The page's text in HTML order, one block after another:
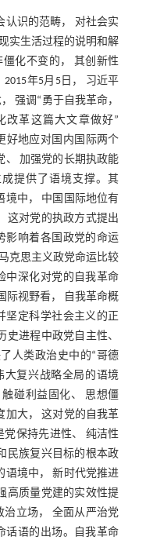
认识的范畴， 对社会实
实生活过程的说明和解
化不变的， 其创新性
年5月5日， 习近平
强调“勇于自我革命，
改革这篇大文章做好”
好地应对国内国际两个
、 加强党的长期执政能
提供了语境支撑。其
境中， 中国国际地位有
这对党的执政方式提出
影响着各国政党的命运
克思主义政党命运比较
中深化对党的自我革命
际视野看， 自我革命概
坚定科学社会主义的正
进程中政党自主性、
人类政治史中的“哥德
大复兴战略全局的语境
碰利益固化、 思想僵
加大， 这对党的自我革
保持先进性、 纯洁性
民族复兴目标的根本政
语境中， 新时代党推进
高质量党建的实效性提
立场， 全面从严治党
话语的出场。自我革命